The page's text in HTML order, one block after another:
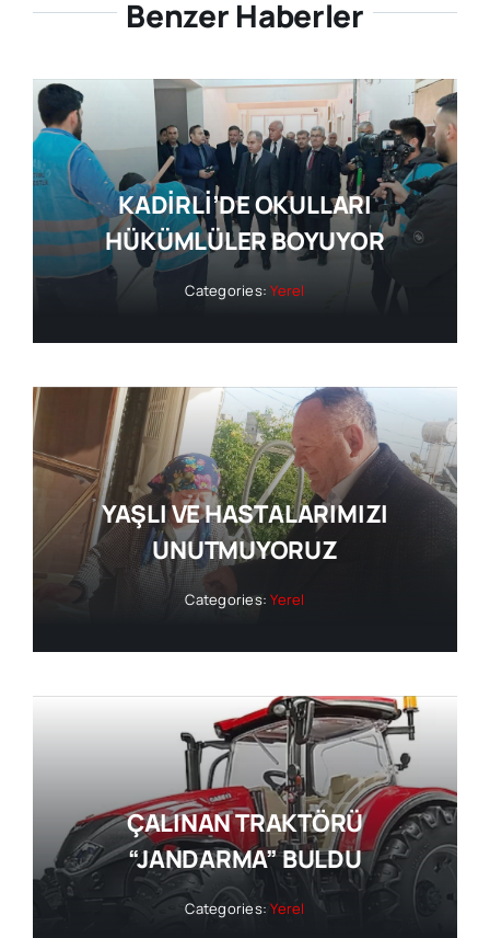
Benzer Haberler
KADİRLİ’DE OKULLARI
HÜKÜMLÜLER BOYUYOR
Categories:Yerel
YAŞLI VE HASTALARIMIZI
UNUTMUYORUZ
Categories:Yerel
ÇALINAN TRAKTÖRÜ
“JANDARMA” BULDU
Categories:Yerel